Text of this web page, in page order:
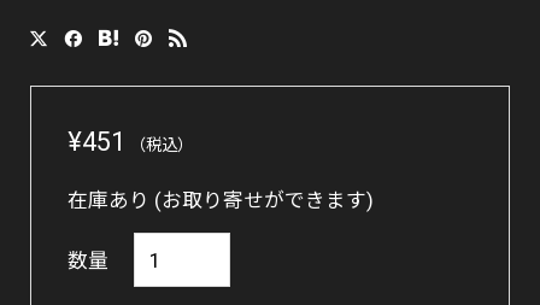
¥451 （税込）
在庫あり (お取り寄せができます)
数量
KONO
円